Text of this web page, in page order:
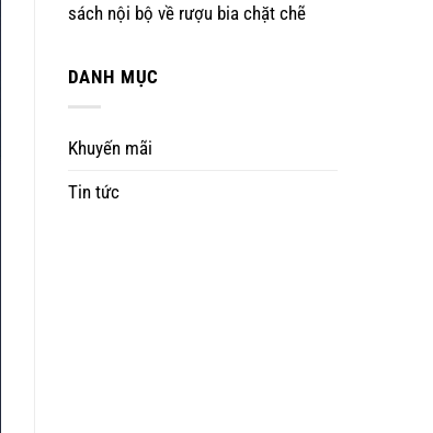
sách nội bộ về rượu bia chặt chẽ
DANH MỤC
Khuyến mãi
Tin tức